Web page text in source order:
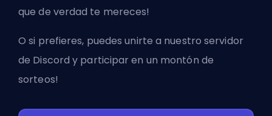
que de verdad te mereces!
O si prefieres, puedesunirte a nuestro servidor
de Discord y participar en un montón de
sorteos!